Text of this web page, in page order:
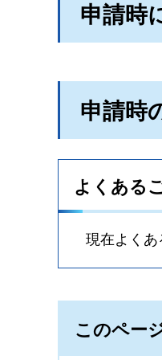
申請時
申請時
よくある
現在よく
このペー